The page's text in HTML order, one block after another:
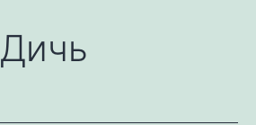
Дичь